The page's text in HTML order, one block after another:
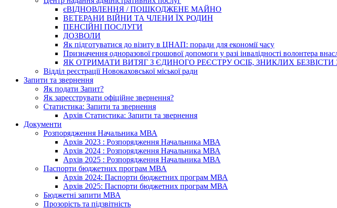
єВІДНОВЛЕННЯ / ПОШКОДЖЕНЕ МАЙНО
ВЕТЕРАНИ ВІЙНИ ТА ЧЛЕНИ ЇХ РОДИН
ПЕНСІЙНІ ПОСЛУГИ
ДОЗВОЛИ
Як підготуватися до візиту в ЦНАП: поради для економії часу
Призначення одноразової грошової допомоги у разі інвалідності волонтера
ЯК ОТРИМАТИ ВИТЯГ З ЄДИНОГО РЕЄСТРУ ОСІБ, ЗНИКЛИХ
Відділ реєстрації Новокаховської міської ради
Запити та звернення
Як подати Запит?
Як зареєструвати офіційне звернення?
Статистика: Запити та звернення
Архів Статистика: Запити та звернення
Документи
Розпорядження Начальника МВА
Архів 2023 : Розпорядження Начальника МВА
Архів 2024 : Розпорядження Начальника МВА
Архів 2025 : Розпорядження Начальника МВА
Паспорти бюджетних програм МВА
Архів 2024: Паспорти бюджетних програм МВА
Архів 2025: Паспорти бюджетних програм МВА
Бюджетні запити МВА
Прозорість та підзвітність